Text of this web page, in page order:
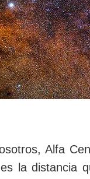
Alfa
la distancia